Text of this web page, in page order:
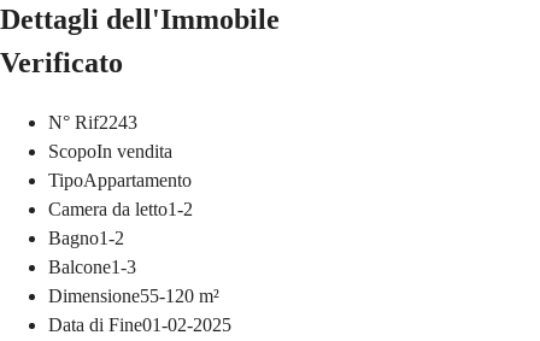
Dettagli dell'Immobile
Verificato
N° Rif2243
ScopoIn vendita
TipoAppartamento
Camera da letto1-2
Bagno1-2
Balcone1-3
Dimensione55-120 m²
Data di Fine01-02-2025